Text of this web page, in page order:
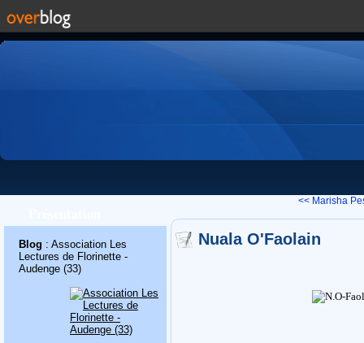
Blog : Association Les
Lectures de Florinette -
Audenge (33)
<< Marisha
Nuala O'Faolain